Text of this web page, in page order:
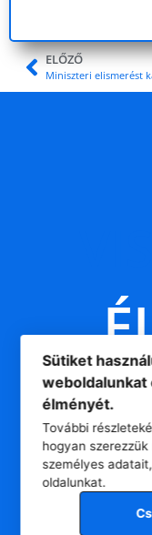
ELŐZŐ
É
Sütiket
weboldalunkat
élményét.
További
hogyan szerezzük
személyes
oldalunkat.